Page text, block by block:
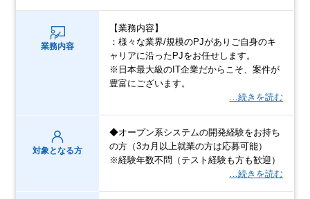
業務内容
【業務内容】
：様々な業界/規模のPJがありご自身のキ
ャリアに沿ったPJをお任せします。
※日本最大級のIT企業だからこそ、案件が
豊富にございます。
…続きを読む
対象となる方
◆オープン系システムの開発経験をお持ち
の方（3カ月以上就業の方は応募可能）
※経験年数不問（テスト経験も方も歓迎）
…続きを読む